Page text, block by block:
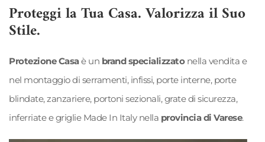
Proteggi la Tua Casa. Valorizza il Suo
Stile.
Protezione Casaè un brand specializzatonella vendita e
nel montaggio di serramenti, infissi, porte interne, porte
blindate, zanzariere, portoni sezionali, grate di sicurezza,
inferriate e griglie Made In Italynella provincia di Varese.